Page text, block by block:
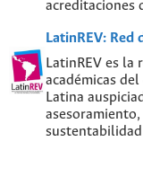
acreditaciones
LatinREV: Red
LatinREV es la
académicas
Latina